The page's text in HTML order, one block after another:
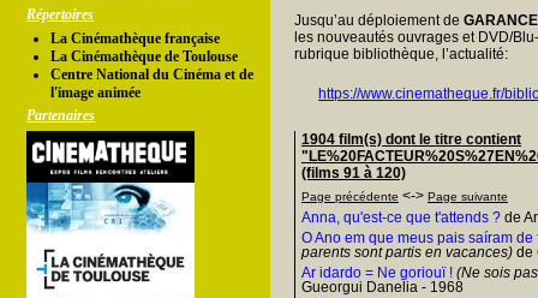
Répertoires
La Cinémathèque française
La Cinémathèque de Toulouse
Centre National du Cinéma et de
l'image animée
Partenaires
Jusqu’au déploiement de
les nouveautés ouvrages et DVD/
rubrique bibliothèque, l’actualité:
https://www.cinematheque.fr/
1904 film(s) dont le titre contient
(films 91 à 120)
Page précédente <-> Page suivante
Anna, qu'est-ce que t'attends ? de
O Ano em que meus pais saíram de
parents sont partis en vacances) de
Ar idardo = Ne goriouï ! (Ne sois
Gueorgui Danelia - 1968